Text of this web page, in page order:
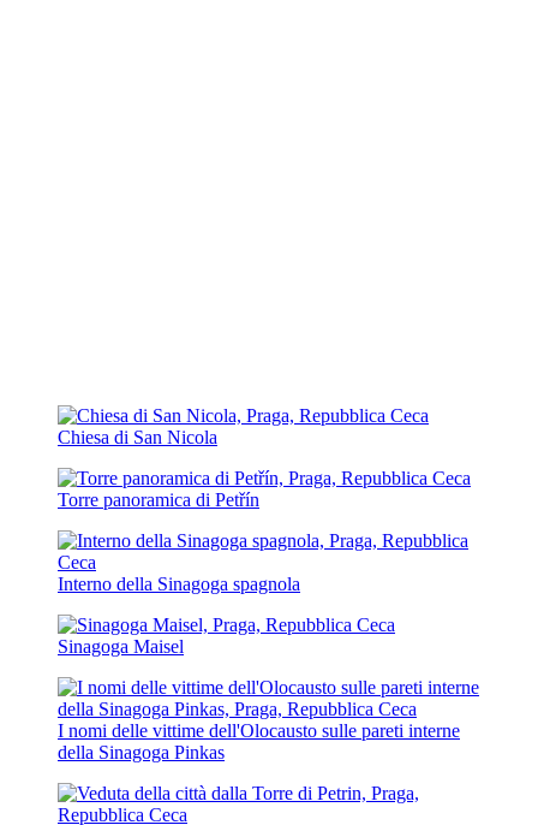
Chiesa di San Nicola
Torre panoramica di Petřín
Interno della Sinagoga spagnola
Sinagoga Maisel
I nomi delle vittime dell'Olocausto sulle pareti interne
della Sinagoga Pinkas